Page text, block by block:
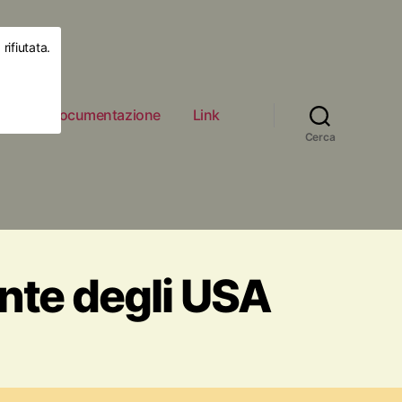
Documentazione Link
Cerca
rifiutata.
degli USA